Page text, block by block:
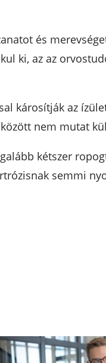
és
ki, az az
károsítják az
nem mutat
kétszer
semmi